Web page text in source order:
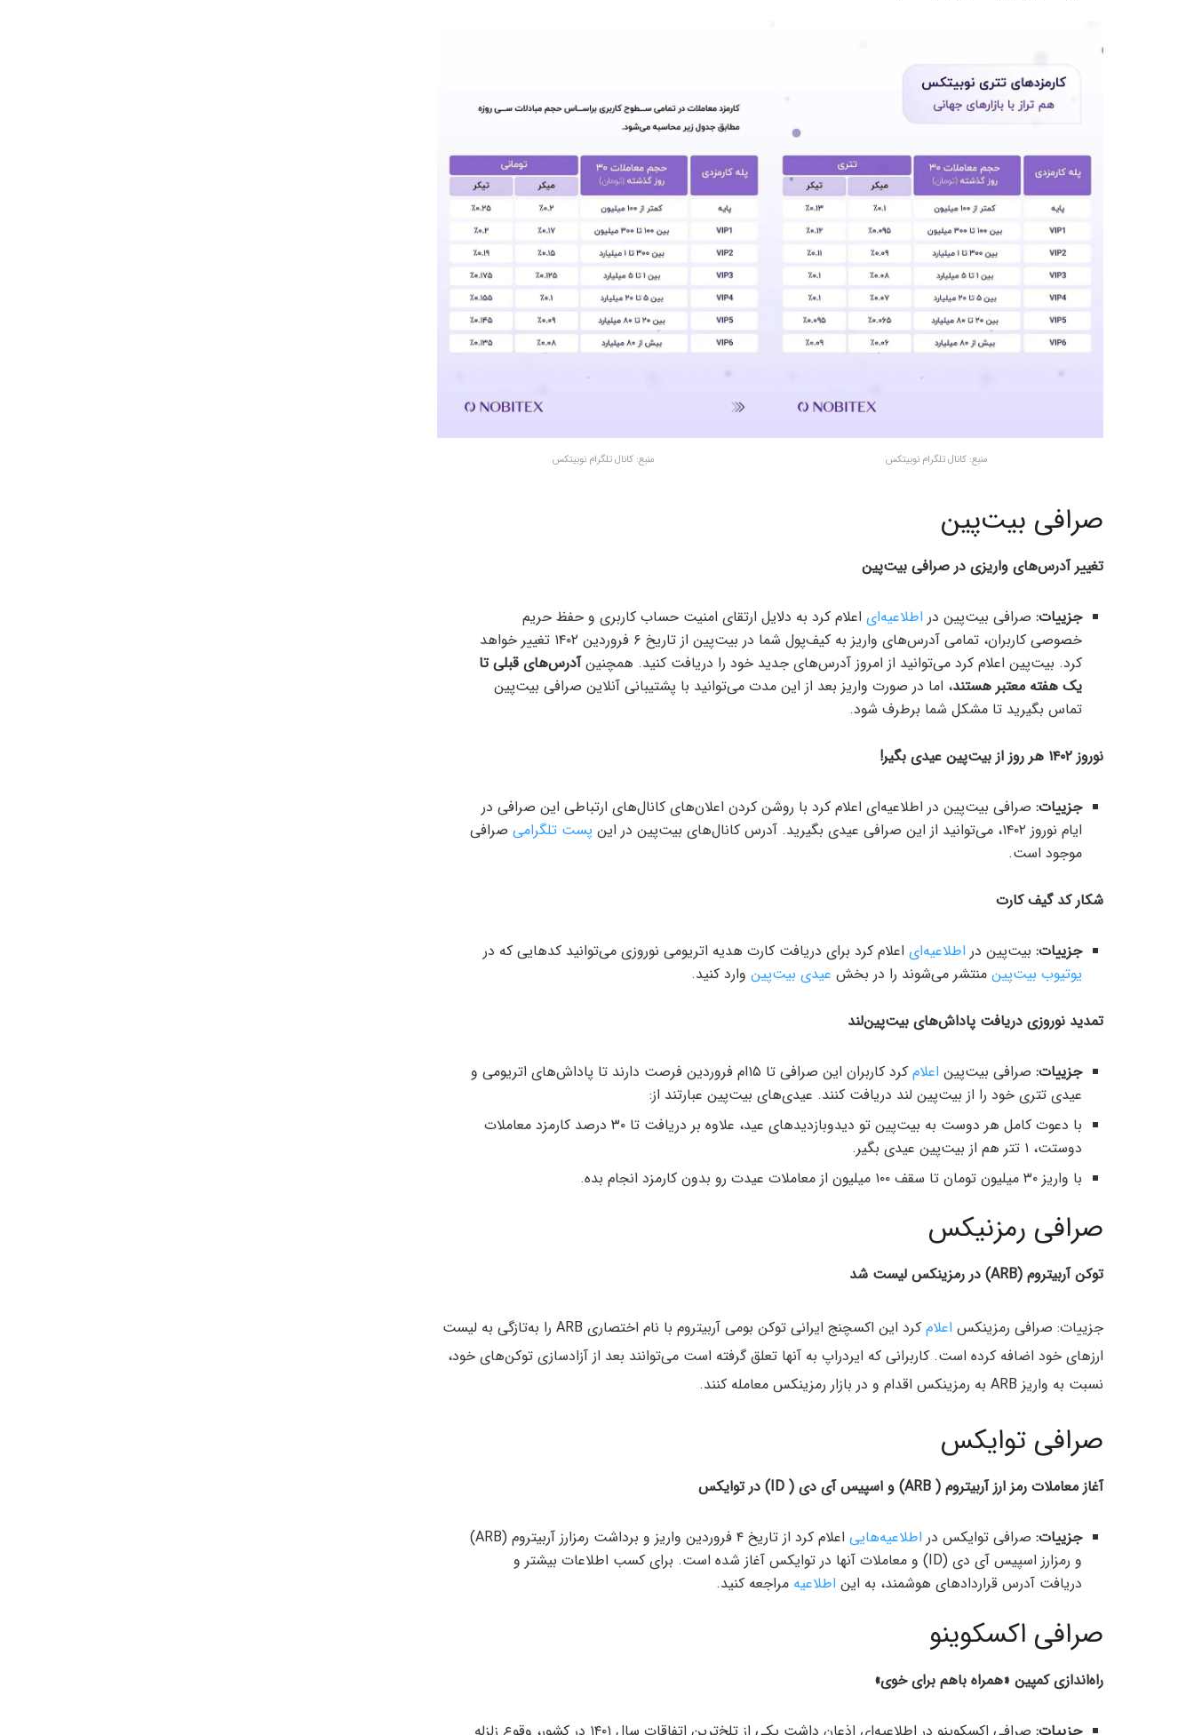
منبع: کانال تلگرام نوبیتکس منبع: کانال تلگرام نوبیتکس
صرافی بیت‌پین
تغییر آدرس‌های واریزی در صرافی بیت‌پین
جزییات: صرافی بیت‌پین در اطلاعیه‌ای اعلام کرد به دلایل ارتقای امنیت حساب کاربری و حفظ حریم
خصوصی کاربران، تمامی آدرس‌های واریز‌ به کیف‌پول شما در بیت‌پین از تاریخ ۶ فروردین ۱۴۰۲ تغییر خواهد
کرد. بیت‌پین اعلام کرد می‌توانید از امروز آدرس‌های جدید خود را دریافت کنید. همچنینآدرس‌های قبلی تا
یک هفته معتبر هستند، اما در صورت واریز بعد از این مدت می‌توانید با پشتیبانی آنلاین صرافی بیت‌پین
تماس بگیرید تا مشکل شما برطرف شود.
نوروز ۱۴۰۲ هر روز از بیت‌پین عیدی بگیر!
جزییات: صرافی بیت‌پین در اطلاعیه‌ای اعلام کرد با روشن کردن اعلان‌های کانال‌های ارتباطی این صرافی در
ایام نوروز ۱۴۰۲، می‌توانید از این صرافی عیدی بگیرید. آدرس کانال‌های بیت‌پین در این
پست تلگرامی صرافی
موجود است.
شکار کد گیف کارت
جزییات: بیت‌پین در اطلاعیه‌ای اعلام کرد برای دریافت کارت هدیه اتریومی نوروزی می‌توانید کدهایی که در
یوتیوب بیت‌پین منتشر می‌شوند را در بخش عیدی بیت‌پین وارد کنید.
تمدید نوروزی دریافت پاداش‌های بیت‌پین‌لند
جزییات: صرافی بیت‌پین اعلام
کرد کاربران این صرافی تا ۱۵‌ام فروردین فرصت دارند تا پاداش‌های اتریومی و
عیدی تتری خود را از بیت‌پین لند دریافت کنند. عیدی‌های بیت‌پین عبارتند از:
با دعوت کامل هر دوست به بیت‌پین تو دید‌وبازدیدهای عید، علاوه بر دریافت تا ۳۰ درصد کارمزد معاملات
دوستت،‌ ۱ تتر هم از بیت‌پین عیدی بگیر.
با واریز ۳۰ میلیون تومان تا سقف ۱۰۰ میلیون از معاملات عیدت رو بدون کارمزد انجام بده.
صرافی رمزنیکس
توکن آربیتروم (ARB) در رمزینکس لیست شد
جزییات: صرافی رمزینکس اعلام
کرد این اکسچنج ایرانی توکن بومی آربیتروم با نام اختصاری ARB را به‌تازگی به لیست
ارزهای خود اضافه کرده است. کاربرانی که ایردراپ به آنها تعلق گرفته است می‌توانند بعد از آزادسازی توکن‌های خود،
نسبت به واریز ARB به رمزینکس اقدام و در بازار رمزینکس معامله کنند.
صرافی توایکس
آغاز معاملات رمز ارز آربیتروم ( ARB) و اسپیس آی دی ( ID) در توایکس
جزییات: صرافی توایکس در اطلاعیه‌هایی
اعلام کرد از تاریخ ۴ فروردین واریز و برداشت رمزارز آربیتروم (ARB)
و رمزارز اسپیس آی دی (ID) و معاملات آنها در توایکس آغاز شده است. برای کسب اطلاعات بیشتر و
دریافت آدرس قراردادهای هوشمند، به این اطلاعیه مراجعه کنید.
صرافی اکسکوینو
راه‌اندازی کمپین «همراه باهم برای خوی»